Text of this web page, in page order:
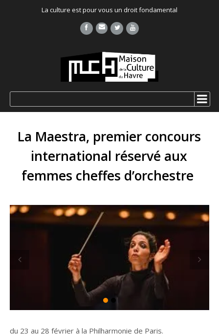
La culture est pour vous un droit fondamental
La Maestra, premier concours
international réservé aux
femmes cheffes d’orchestre
du 23 au 28 février à la Philharmonie de Paris.